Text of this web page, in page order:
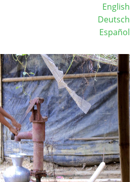
English
Deutsch
Español